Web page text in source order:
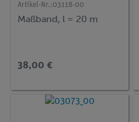
Artikel-Nr.:03118-00
Maßband, l = 20 m
38,00 €